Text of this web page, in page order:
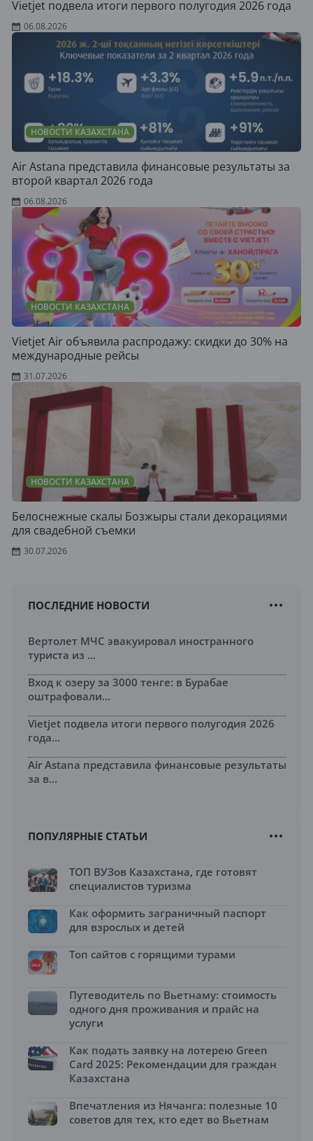
Vietjet подвела итоги первого полугодия 2026 года
06.08.2026
НОВОСТИ КАЗАХСТАНА
Air Astana представила финансовые результаты за
второй квартал 2026 года
06.08.2026
НОВОСТИ КАЗАХСТАНА
Vietjet Air объявила распродажу: скидки до 30% на
международные рейсы
31.07.2026
НОВОСТИ КАЗАХСТАНА
Белоснежные скалы Бозжыры стали декорациями
для свадебной съемки
30.07.2026
ПОСЛЕДНИЕ НОВОСТИ
Вертолет МЧС эвакуировал иностранного
туриста из ...
Вход к озеру за 3000 тенге: в Бурабае
оштрафовали...
Vietjet подвела итоги первого полугодия 2026
года...
Air Astana представила финансовые результаты
за в...
ПОПУЛЯРНЫЕ СТАТЬИ
ТОП ВУЗов Казахстана, где готовят
специалистов туризма
Как оформить заграничный паспорт
для взрослых и детей
Топ сайтов с горящими турами
Путеводитель по Вьетнаму: стоимость
одного дня проживания и прайс на
услуги
Как подать заявку на лотерею Green
Card 2025: Рекомендации для граждан
Казахстана
Впечатления из Нячанга: полезные 10
советов для тех, кто едет во Вьетнам